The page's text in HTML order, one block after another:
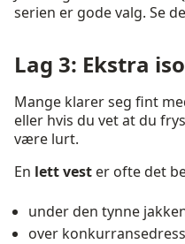
serien er gode valg. Se
Lag 3: Ekstra
Mange klarer seg fint
eller hvis du vet at du
være lurt.
En lett vest er ofte det
under den tynne
over